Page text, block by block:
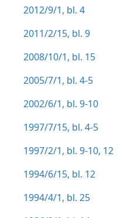
2012/9/1, bl. 4
2011/2/15, bl. 9
2008/10/1, bl. 15
2005/7/1, bl. 4-5
2002/6/1, bl. 9-10
1997/7/15, bl. 4-5
1997/2/1, bl. 9-10, 12
1994/6/15, bl. 12
1994/4/1, bl. 25